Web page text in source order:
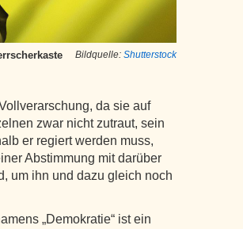
Bildquelle:Shutterstock
da sie auf
zwar nicht zutraut, sein
er regiert werden muss,
Abstimmung mit darüber
um ihn und dazu gleich noch
„Demokratie“ ist ein